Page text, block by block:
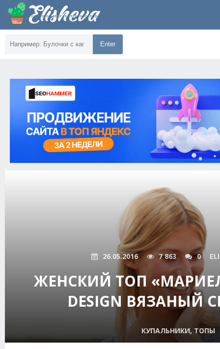
Enter
26.05.2016 7 863 0
ЖЕНСКИЙ ТОП
DESIGN ВЯЗАНЫЙ
КУПАЛЬНИКИ, ТОПЫ